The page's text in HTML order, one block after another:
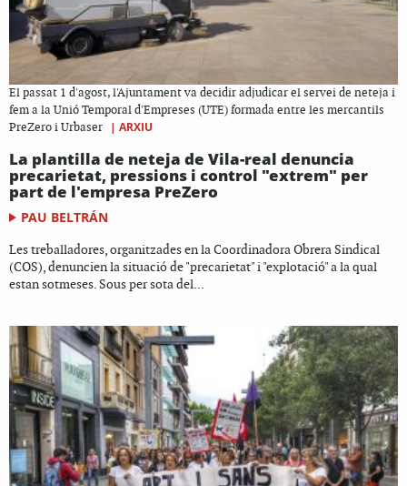
El passat 1 d'agost, l'Ajuntament va decidir adjudicar el servei de neteja i
fem a la Unió Temporal d'Empreses (UTE) formada entre les mercantils
PreZero i Urbaser
| ARXIU
La plantilla de neteja de Vila-real denuncia
precarietat, pressions i control "extrem" per
part de l'empresa PreZero
PAU BELTRÁN
Les treballadores, organitzades en la Coordinadora Obrera Sindical
(COS), denuncien la situació de "precarietat" i "explotació" a la qual
estan sotmeses. Sous per sota del...